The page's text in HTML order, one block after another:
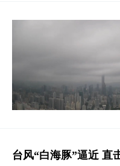
台风“白海豚”逼近 直